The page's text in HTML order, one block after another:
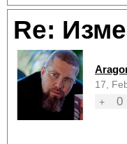
Re:
17,
+
0